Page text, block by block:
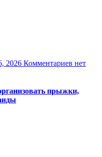
2026 Комментариев нет
прыжки,